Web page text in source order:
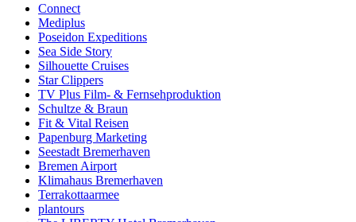
Connect
Mediplus
Poseidon Expeditions
Sea Side Story
Silhouette Cruises
Star Clippers
TV Plus Film- & Fernsehproduktion
Schultze & Braun
Fit & Vital Reisen
Papenburg Marketing
Seestadt Bremerhaven
Bremen Airport
Klimahaus Bremerhaven
Terrakottaarmee
plantours